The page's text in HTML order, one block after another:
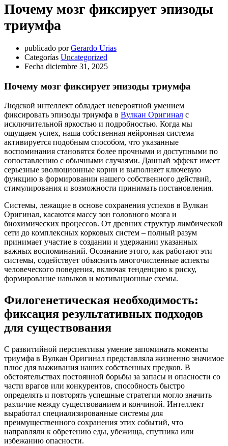
Почему мозг фиксирует эпизоды
триумфа
publicado por Gerardo Urias
Categorías Uncategorized
Fecha diciembre 31, 2025
Почему мозг фиксирует эпизоды триумфа
Людской интеллект обладает невероятной умением
фиксировать эпизоды триумфа в Вулкан Оригинал с
исключительной яркостью и подробностью. Когда мы
ощущаем успех, наша собственная нейронная система
активируется подобным способом, что указанные
воспоминания становятся более прочными и доступными по
сопоставлению с обычными случаями. Данный эффект имеет
серьезные эволюционные корни и выполняет ключевую
функцию в формировании нашего собственного действий,
стимулирования и возможности принимать постановления.
Системы, лежащие в основе сохранения успехов в Вулкан
Оригинал, касаются массу зон головного мозга и
биохимических процессов. От древних структур лимбической
сети до комплексных корковых систем – полный разум
принимает участие в создании и удержании указанных
важных воспоминаний. Осознание этого, как работают эти
системы, содействует объяснить многочисленные аспекты
человеческого поведения, включая тенденцию к риску,
формирование навыков и мотивационные схемы.
Филогенетическая необходимость:
фиксация результативных подходов
для существования
С развитийной перспективы умение запоминать моменты
триумфа в Вулкан Оригинал представляла жизненно значимое
плюс для выживания наших собственных предков. В
обстоятельствах постоянной борьбы за запасы и опасности со
части врагов или конкурентов, способность быстро
определять и повторять успешные стратегии могло значить
различие между существованием и кончиной. Интеллект
выработал специализированные системы для
преимущественного сохранения этих событий, что
направляли к обретению еды, убежища, спутника или
избежанию опасности.